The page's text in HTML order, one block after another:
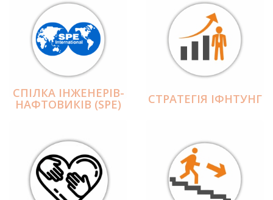
СПІЛКА ІНЖЕНЕРІВ-
НАФТОВИКІВ (SPE) СТРАТЕГІЯ ІФНТУНГ